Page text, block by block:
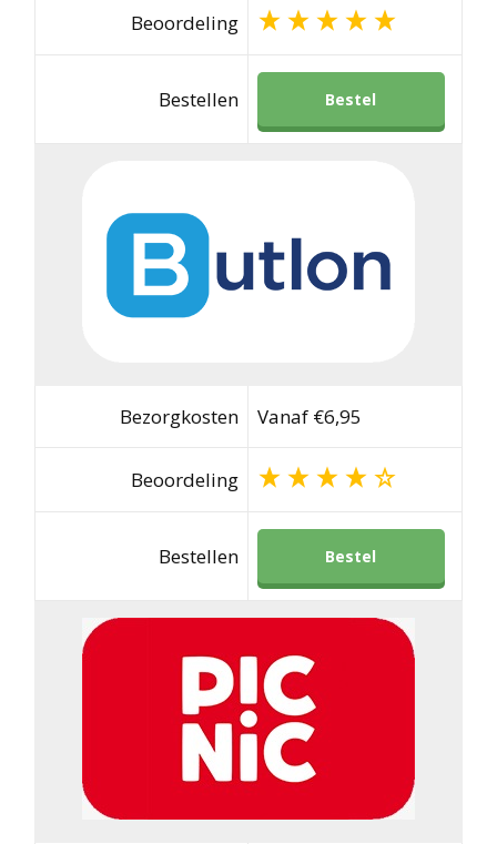
Beoordeling
Bestellen Bestel
Bezorgkosten Vanaf €6,95
Beoordeling
Bestellen Bestel